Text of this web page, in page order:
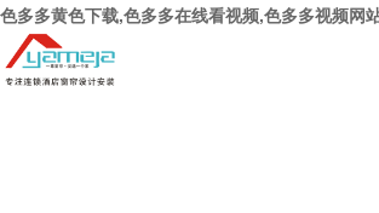
色多多黄色下载,色多多在线看视频,色多多视频网